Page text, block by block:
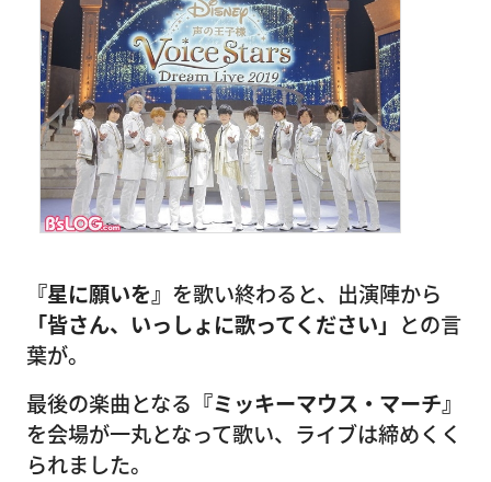
『星に願いを』 を歌い終わると、出演陣から
「皆さん、いっしょに歌ってください」 との言
葉が。
最後の楽曲となる 『ミッキーマウス・マーチ』
を会場が一丸となって歌い、ライブは締めくく
られました。